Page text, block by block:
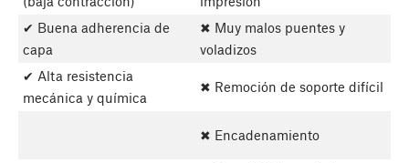
✔ Buena adherencia de
capa
✖ Muy malos puentes y
voladizos
✔ Alta resistencia
mecánica y química
✖ Remoción de soporte difícil
✖ Encadenamiento